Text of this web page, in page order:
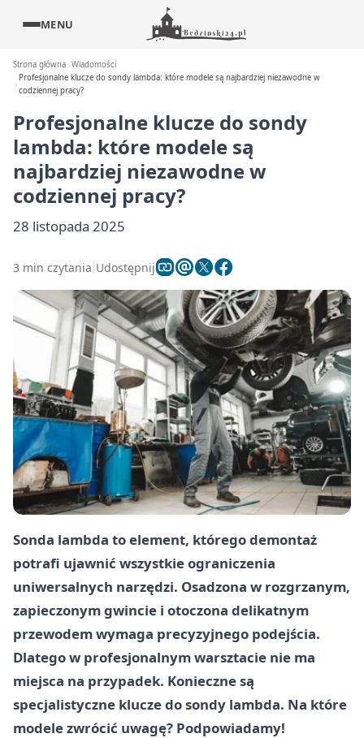
MENU
Strona główna Wiadomości
Profesjonalne klucze do sondy lambda: które modele są najbardziej niezawodne w
codziennej pracy?
Profesjonalne klucze do sondy
lambda: które modele są
najbardziej niezawodne w
codziennej pracy?
28 listopada 2025
3 min czytania Udostępnij
Sonda lambda to element, którego demontaż
potrafi ujawnić wszystkie ograniczenia
uniwersalnych narzędzi. Osadzona w rozgrzanym,
zapieczonym gwincie i otoczona delikatnym
przewodem wymaga precyzyjnego podejścia.
Dlatego w profesjonalnym warsztacie nie ma
miejsca na przypadek. Konieczne są
specjalistyczne klucze do sondy lambda. Na które
modele zwrócić uwagę? Podpowiadamy!